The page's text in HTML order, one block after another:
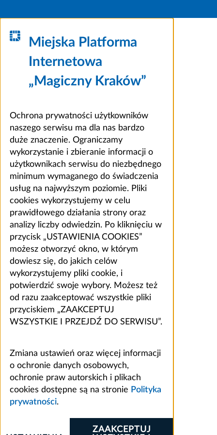
Miejska Platforma
Internetowa
„Magiczny Kraków”
Ochrona prywatności użytkowników
naszego serwisu ma dla nas bardzo
duże znaczenie. Ograniczamy
wykorzystanie i zbieranie informacji o
użytkownikach serwisu do niezbędnego
minimum wymaganego do świadczenia
usług na najwyższym poziomie. Pliki
cookies wykorzystujemy w celu
prawidłowego działania strony oraz
analizy liczby odwiedzin. Po kliknięciu w
przycisk „USTAWIENIA COOKIES”
możesz otworzyć okno, w którym
dowiesz się, do jakich celów
wykorzystujemy pliki cookie, i
potwierdzić swoje wybory. Możesz też
od razu zaakceptować wszystkie pliki
przyciskiem „ZAAKCEPTUJ
WSZYSTKIE I PRZEJDŹ DO SERWISU”.
Zmiana ustawień oraz więcej informacji
o ochronie danych osobowych,
ochronie praw autorskich i plikach
cookies dostępne są na stronie Polityka
prywatności.
ZAAKCEPTUJ